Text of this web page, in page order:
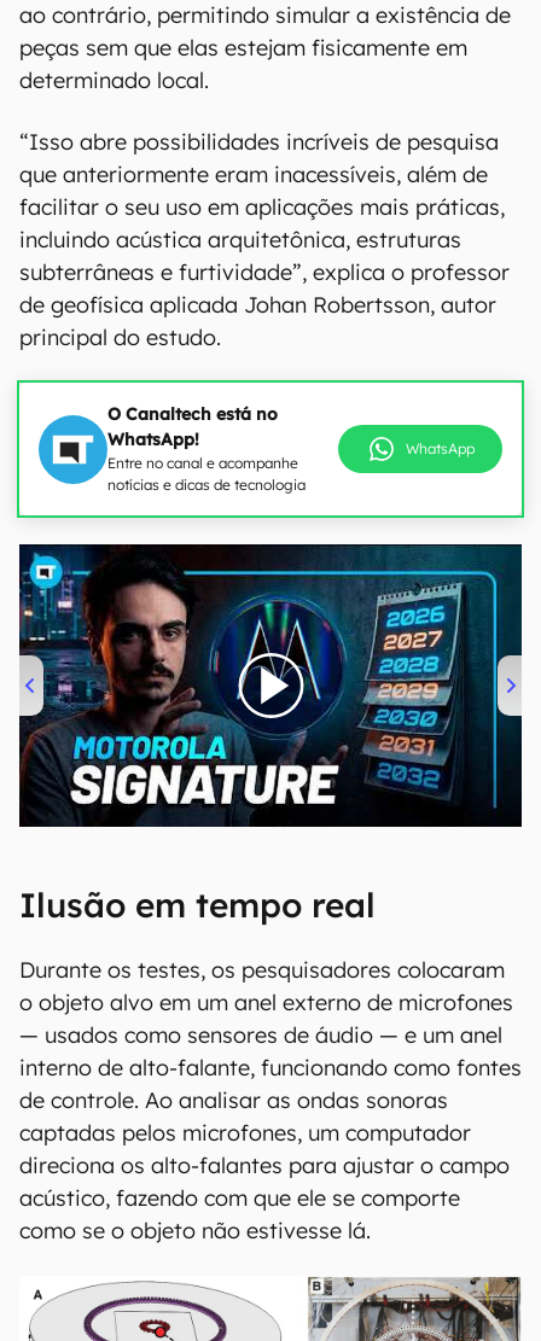
ao contrário, permitindo simular a existência de
peças sem que elas estejam fisicamente em
determinado local.
“Isso abre possibilidades incríveis de pesquisa
que anteriormente eram inacessíveis, além de
facilitar o seu uso em aplicações mais práticas,
incluindo acústica arquitetônica, estruturas
subterrâneas e furtividade”, explica o professor
de geofísica aplicada Johan Robertsson, autor
principal do estudo.
O Canaltech está no
WhatsApp!
Entre no canal e acompanhe
notícias e dicas de tecnologia
WhatsApp
00:00/20:46
Ilusão em tempo real
Durante os testes, os pesquisadores colocaram
o objeto alvo em um anel externo de microfones
— usados como sensores de áudio — e um anel
interno de alto-falante, funcionando como fontes
de controle. Ao analisar as ondas sonoras
captadas pelos microfones, um computador
direciona os alto-falantes para ajustar o campo
acústico, fazendo com que ele se comporte
como se o objeto não estivesse lá.